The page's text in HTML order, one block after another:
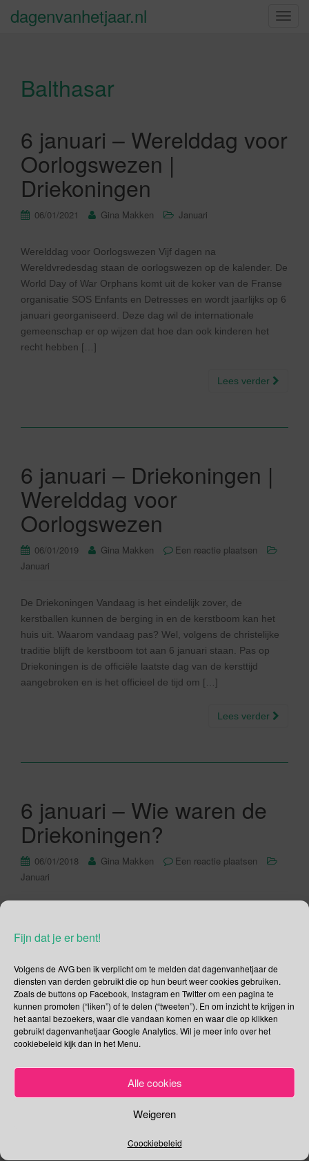
Fijn dat je er bent!
Volgens de AVG ben ik verplicht om te melden dat dagenvanhetjaar de
diensten van derden gebruikt die op hun beurt weer cookies gebruiken.
Zoals de buttons op Facebook, Instagram en Twitter om een pagina te
kunnen promoten (“liken”) of te delen (“tweeten”). En om inzicht te krijgen in
het aantal bezoekers, waar die vandaan komen en waar die op klikken
gebruikt dagenvanhetjaar Google Analytics. Wil je meer info over het
cookiebeleid kijk dan in het Menu.
Alle cookies
Weigeren
Coockiebeleid
S
a
dagenvanhetjaar.nl
Balthasar
6 januari – Werelddag voor
Oorlogswezen |
Driekoningen
06/01/2021 Gina Makken Januari
Werelddag voor Oorlogswezen Vijf dagen na
Wereldvredesdag staan de oorlogswezen op de kalender. De
World Day of War Orphans komt uit de koker van de Franse
organisatie SOS Enfants en Detresses en wordt jaarlijks op 6
januari georganiseerd. Deze dag wil de internationale
gemeenschap er op wijzen dat hoe dan ook kinderen het
recht hebben […]
Lees verder
6 januari – Driekoningen |
Werelddag voor
Oorlogswezen
06/01/2019 Gina Makken
Een reactie plaatsen
Januari
De Driekoningen Vandaag is het eindelijk zover, de
kerstballen kunnen de berging in en de kerstboom kan het
huis uit. Waarom vandaag pas? Wel, volgens de christelijke
traditie blijft de kerstboom tot aan 6 januari staan. Pas op
Driekoningen is de officiële laatste dag van de kersttijd
aangebroken en is het officieel de tijd om […]
Lees verder
6 januari – Wie waren de
Driekoningen?
06/01/2018 Gina Makken
Een reactie plaatsen
Januari
kan het huis uit. Waarom vandaag pas? Wel, volgens de
pas op Driekoningen is de officiële laatste dag van de
kersttijd aangebroken en is het officieel de tijd om al […]
Lees verder
6 januari – Vandaag vieren
we Driekoningen